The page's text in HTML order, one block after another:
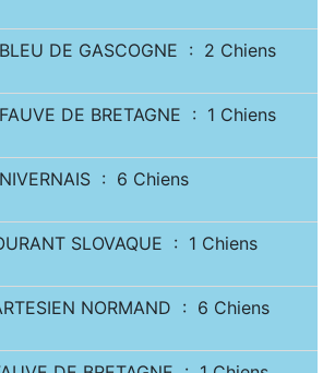
DE GASCOGNE : 2 Chiens
DE BRETAGNE : 1 Chiens
: 6 Chiens
SLOVAQUE : 1 Chiens
NORMAND : 6 Chiens